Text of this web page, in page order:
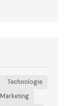
Technologie
Marketing